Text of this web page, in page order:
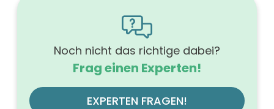
Noch nicht das richtige dabei?
Frag einen Experten!
EXPERTEN FRAGEN!